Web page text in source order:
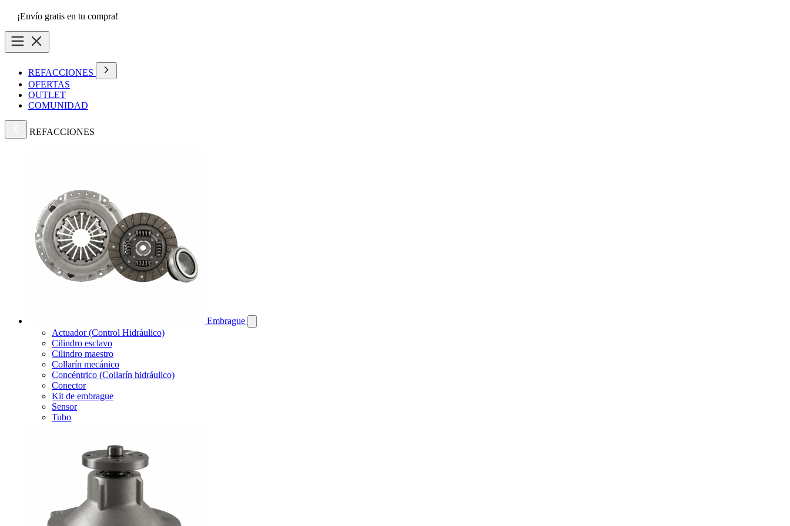
¡Envío gratis en tu compra!
REFACCIONES
OFERTAS
OUTLET
COMUNIDAD
REFACCIONES
Embrague
Actuador (Control Hidráulico)
Cilindro esclavo
Cilindro maestro
Collarín mecánico
Concéntrico (Collarín hidráulico)
Conector
Kit de embrague
Sensor
Tubo